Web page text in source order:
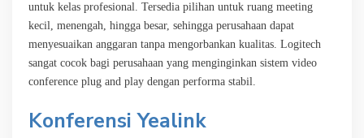
untuk kelas profesional. Tersedia pilihan untuk ruang meeting
kecil, menengah, hingga besar, sehingga perusahaan dapat
menyesuaikan anggaran tanpa mengorbankan kualitas. Logitech
sangat cocok bagi perusahaan yang menginginkan sistem video
conference plug and play dengan performa stabil.
Konferensi Yealink